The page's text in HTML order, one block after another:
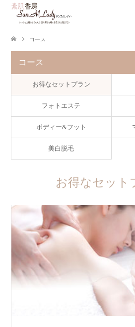
コース
コース
お得なセットプラン
フォトエステ
ボディー&フット
美白脱毛
お得なセット